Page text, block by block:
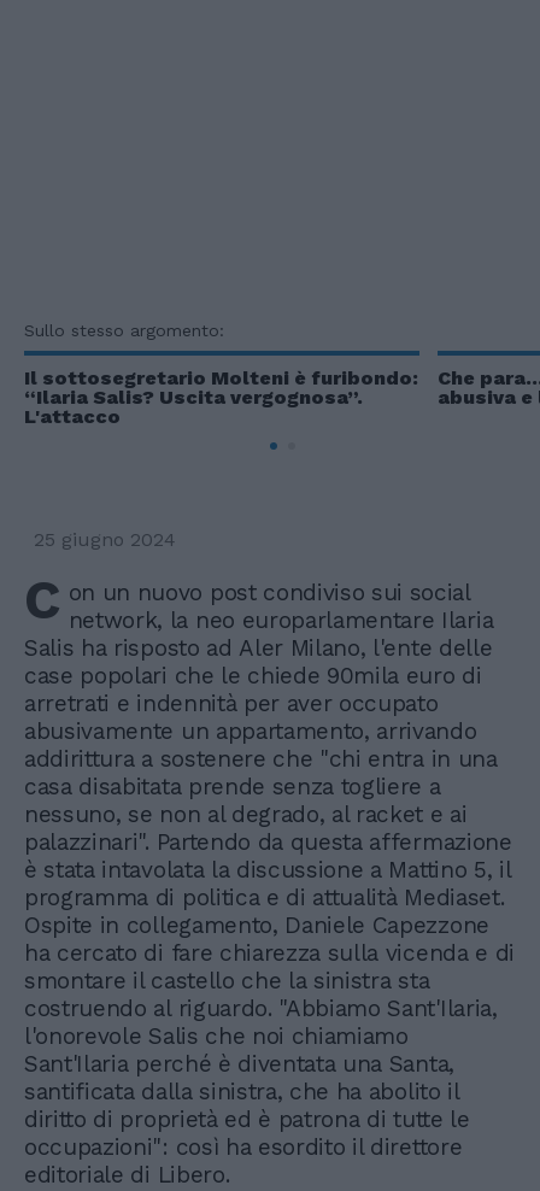
Sullo stesso argomento:
Il sottosegretario Molteni è furibondo:
“Ilaria Salis? Uscita vergognosa”.
L'attacco
Che
abusiva
25 giugno 2024
C on un nuovo post condiviso sui social
network, la neo europarlamentare Ilaria
Salis ha risposto ad Aler Milano, l'ente delle
case popolari che le chiede 90mila euro di
arretrati e indennità per aver occupato
abusivamente un appartamento, arrivando
addirittura a sostenere che "chi entra in una
casa disabitata prende senza togliere a
nessuno, se non al degrado, al racket e ai
palazzinari". Partendo da questa affermazione
è stata intavolata la discussione a Mattino 5, il
programma di politica e di attualità Mediaset.
Ospite in collegamento, Daniele Capezzone
ha cercato di fare chiarezza sulla vicenda e di
smontare il castello che la sinistra sta
costruendo al riguardo. "Abbiamo Sant'Ilaria,
l'onorevole Salis che noi chiamiamo
Sant'Ilaria perché è diventata una Santa,
santificata dalla sinistra, che ha abolito il
diritto di proprietà ed è patrona di tutte le
occupazioni": così ha esordito il direttore
editoriale di Libero.